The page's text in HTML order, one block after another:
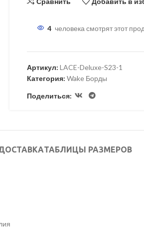
4 человека смотрят этот
Артикул: LACE-Deluxe-S23-1
Категория: Wake Борды
Поделиться:
ТАБЛИЦЫ РАЗМЕРОВ